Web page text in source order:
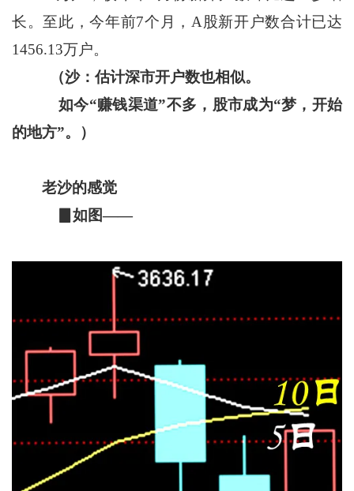
长。至此，今年前7个月，A股新开户数合计已达
1456.13万户。
（沙：估计深市开户数也相似。
如今“赚钱渠道”不多，股市成为“梦，开始
的地方”。）
老沙的感觉
▊如图——